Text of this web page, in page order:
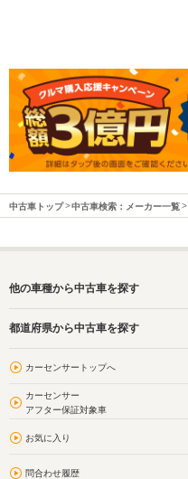
中古車トップ 中古車検索：メーカー一覧
他の車種から中古車を探す
都道府県から中古車を探す
カーセンサートップへ
カーセンサー
アフター保証対象車
お気に入り
問合わせ履歴